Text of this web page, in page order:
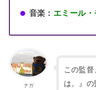
音楽： エミール・
ナガ
この監
は。』の